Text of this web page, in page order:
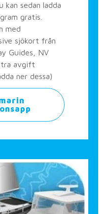
kan sedan ladda
gratis.
med
sjökort från
Guides, NV
avgift
ner dessa)